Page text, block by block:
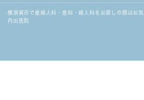
横須賀市で産婦人科・産科・婦人科をお探しの際はお
内出医院